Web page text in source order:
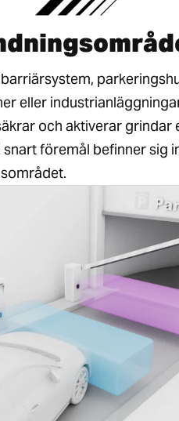
eller
och aktiverar grindar
föremål befinner sig